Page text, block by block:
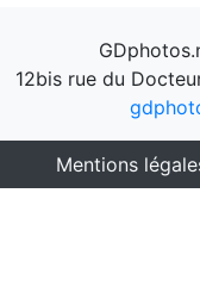
12bis rue du
Mentions